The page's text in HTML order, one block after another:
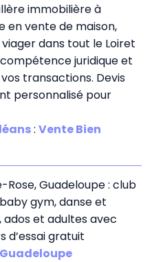
immobilière à
en vente de maison,
dans tout le Loiret
juridique et
transactions. Devis
personnalisé pour
: Vente Bien
Rose, Guadeloupe : club
gym, danse et
ados et adultes avec
d’essai gratuit